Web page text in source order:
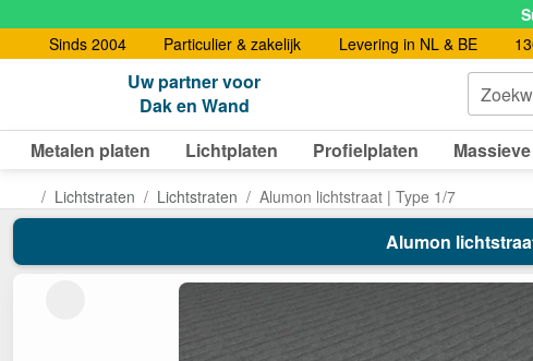
Sinds 2004
Particulier & zakelijk Levering in NL & BE
Uw partner voor
Dak en Wand
Metalen platen Lichtplaten Profielplaten
Lichtstraten Lichtstraten Alumon lichtstraat | Type 1/7
Alumon